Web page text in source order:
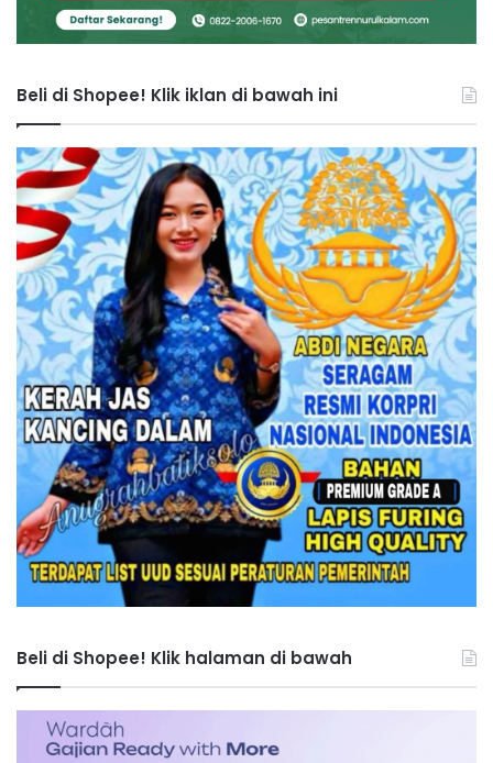
Beli di Shopee! Klik iklan di bawah ini
Beli di Shopee! Klik halaman di bawah